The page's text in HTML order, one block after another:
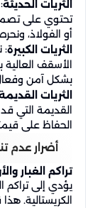
الثريات الحديثة
تحتوي على
أو الفولاذ،
الثريات الكبيرة:
الأسقف
بشكل آمن
الثريات
القديمة التي
الحفاظ على
أضرار عدم
تراكم الغبار
يؤدي إلى تراكم
الكريستالية.